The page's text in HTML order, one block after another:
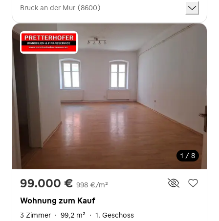
Bruck an der Mur (8600)
1 / 8
99.000 € 998 €/m²
Wohnung zum Kauf
3 Zimmer · 99,2 m² · 1. Geschoss